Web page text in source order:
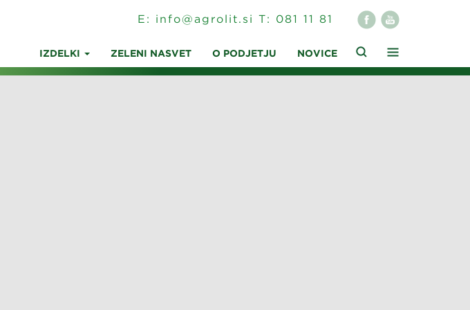
E: info@agrolit.si T: 081 11 81
IZDELKI ZELENI NASVET O PODJETJU NOVICE